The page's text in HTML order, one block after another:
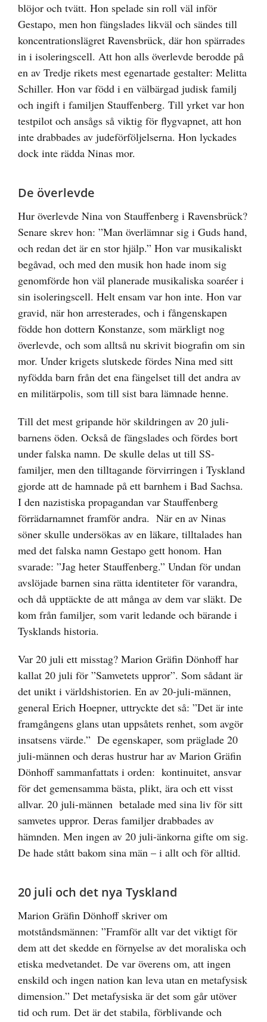
blöjor och tvätt. Hon spelade sin roll väl inför
Gestapo, men hon fängslades likväl och sändes till
koncentrationslägret Ravensbrück, där hon spärrades
in i isoleringscell. Att hon alls överlevde berodde på
en av Tredje rikets mest egenartade gestalter: Melitta
Schiller. Hon var född i en välbärgad judisk familj
och ingift i familjen Stauffenberg. Till yrket var hon
testpilot och ansågs så viktig för flygvapnet, att hon
inte drabbades av judeförföljelserna. Hon lyckades
dock inte rädda Ninas mor.
De överlevde
Hur överlevde Nina von Stauffenberg i Ravensbrück?
Senare skrev hon: ”Man överlämnar sig i Guds hand,
och redan det är en stor hjälp.” Hon var musikaliskt
begåvad, och med den musik hon hade inom sig
genomförde hon väl planerade musikaliska soaréer i
sin isoleringscell. Helt ensam var hon inte. Hon var
gravid, när hon arresterades, och i fångenskapen
födde hon dottern Konstanze, som märkligt nog
överlevde, och som alltså nu skrivit biografin om sin
mor. Under krigets slutskede fördes Nina med sitt
nyfödda barn från det ena fängelset till det andra av
en militärpolis, som till sist bara lämnade henne.
Till det mest gripande hör skildringen av 20 juli-
barnens öden. Också de fängslades och fördes bort
under falska namn. De skulle delas ut till SS-
familjer, men den tilltagande förvirringen i Tyskland
gjorde att de hamnade på ett barnhem i Bad Sachsa.
I den nazistiska propagandan var Stauffenberg
förrädarnamnet framför andra. När en av Ninas
söner skulle undersökas av en läkare, tilltalades han
med det falska namn Gestapo gett honom. Han
svarade: ”Jag heter Stauffenberg.” Undan för undan
avslöjade barnen sina rätta identiteter för varandra,
och då upptäckte de att många av dem var släkt. De
kom från familjer, som varit ledande och bärande i
Tysklands historia.
Var 20 juli ett misstag? Marion Gräfin Dönhoff har
kallat 20 juli för ”Samvetets uppror”. Som sådant är
det unikt i världshistorien. En av 20-juli-männen,
general Erich Hoepner, uttryckte det så: ”Det är inte
framgångens glans utan uppsåtets renhet, som avgör
insatsens värde.” De egenskaper, som präglade 20
juli-männen och deras hustrur har av Marion Gräfin
Dönhoff sammanfattats i orden: kontinuitet, ansvar
för det gemensamma bästa, plikt, ära och ett visst
allvar. 20 juli-männen betalade med sina liv för sitt
samvetes uppror. Deras familjer drabbades av
hämnden. Men ingen av 20 juli-änkorna gifte om sig.
De hade stått bakom sina män – i allt och för alltid.
20 juli och det nya Tyskland
Marion Gräfin Dönhoff skriver om
motståndsmännen: ”Framför allt var det viktigt för
dem att det skedde en förnyelse av det moraliska och
etiska medvetandet. De var överens om, att ingen
enskild och ingen nation kan leva utan en metafysisk
dimension.” Det metafysiska är det som går utöver
tid och rum. Det är det stabila, förblivande och